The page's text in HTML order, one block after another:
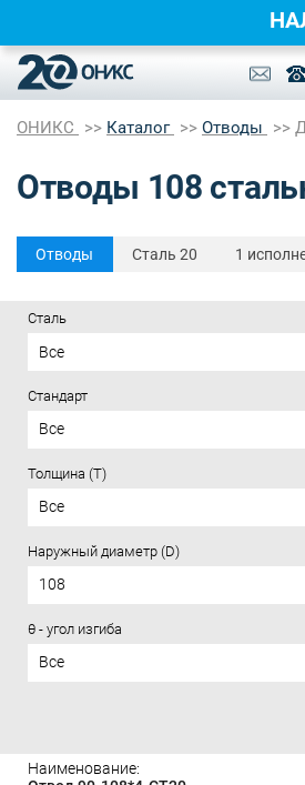
ОНИКС Каталог Отводы
Отводы 108
Отводы Сталь 20 1
Сталь
Все
Стандарт
Все
Толщина (T)
Все
Наружный диаметр (D)
108
θ - угол изгиба
Все